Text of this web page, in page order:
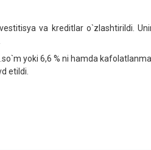
va kreditlar o`zlashtirildi.
yoki 6,6 % ni hamda
etildi.